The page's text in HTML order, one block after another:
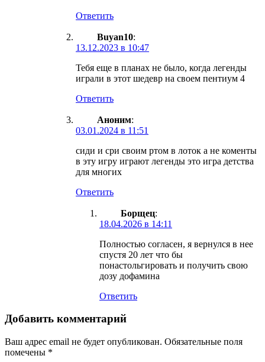
Ответить
Buyan10:
13.12.2023 в 10:47
Тебя еще в планах не было, когда легенды
играли в этот шедевр на своем пентиум 4
Ответить
Аноним:
03.01.2024 в 11:51
сиди и сри своим ртом в лоток а не коменты
в эту игру играют легенды это игра детства
для многих
Ответить
Борщец:
18.04.2026 в 14:11
Полностью согласен, я вернулся в нее
спустя 20 лет что бы
понастольгировать и получить свою
дозу дофамина
Ответить
Добавить комментарий
Ваш адрес email не будет опубликован. Обязательные поля
помечены *